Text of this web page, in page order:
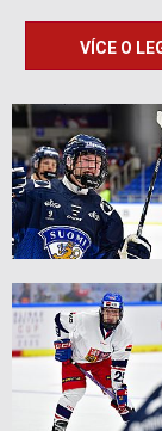
VÍCE O